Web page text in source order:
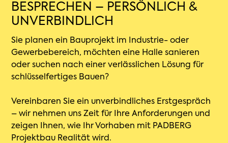
BESPRECHEN – PERSÖNLICH &
UNVERBINDLICH
Sie planen ein Bauprojekt im Industrie- oder
Gewerbebereich, möchten eine Halle sanieren
oder suchen nach einer verlässlichen Lösung für
schlüsselfertiges Bauen?
Vereinbaren Sie ein unverbindliches Erstgespräch
– wir nehmen uns Zeit für Ihre Anforderungen und
zeigen Ihnen, wie Ihr Vorhaben mit PADBERG
Projektbau Realität wird.